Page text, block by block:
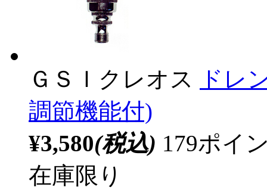
ＧＳＩクレオス
ドレ
調節機能付)
¥3,580(税込) 179ポイ
在庫限り